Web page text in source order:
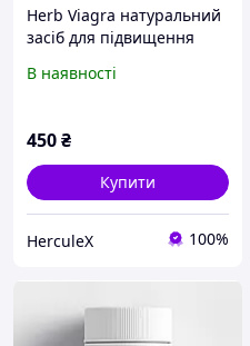
Herb Viagra натуральний
засіб для підвищення
В наявності
450₴
Купити
HerculeХ 100%